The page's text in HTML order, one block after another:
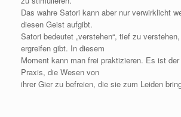
Das wahre Satori kann aber nur verwirklicht
diesen Geist aufgibt.
Satori bedeutet „verstehen“, tief zu
ergreifen gibt. In diesem
Moment kann man frei praktizieren. Es ist
Praxis, die Wesen von
ihrer Gier zu befreien, die sie zum Leiden